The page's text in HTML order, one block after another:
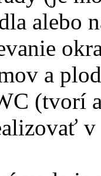
alebo
a
(tvorí